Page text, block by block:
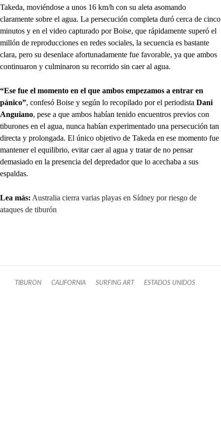
Takeda, moviéndose a unos 16 km/h con su aleta asomando
claramente sobre el agua. La persecución completa duró cerca de cinco
minutos y en el video capturado por Boise, que rápidamente superó el
millón de reproducciones en redes sociales, la secuencia es bastante
clara, pero su desenlace afortunadamente fue favorable, ya que ambos
continuaron y culminaron su recorrido sin caer al agua.
“Ese fue el momento en el que ambos empezamos a entrar en
pánico”, confesó Boise y según lo recopilado por el periodista Dani
Anguiano, pese a que ambos habían tenido encuentros previos con
tiburones en el agua, nunca habían experimentado una persecución tan
directa y prolongada. El único objetivo de Takeda en ese momento fue
mantener el equilibrio, evitar caer al agua y tratar de no pensar
demasiado en la presencia del depredador que lo acechaba a sus
espaldas.
Lea más: Australia cierra varias playas en Sídney por riesgo de
ataques de tiburón
TIBURON CALIFORNIA SURFING ART ESTADOS UNIDOS